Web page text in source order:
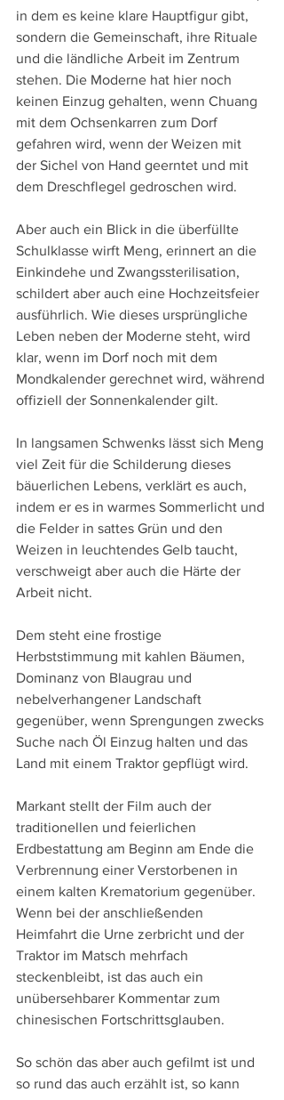
in dem es keine klare Hauptfigur gibt,
sondern die Gemeinschaft, ihre Rituale
und die ländliche Arbeit im Zentrum
stehen. Die Moderne hat hier noch
keinen Einzug gehalten, wenn Chuang
mit dem Ochsenkarren zum Dorf
gefahren wird, wenn der Weizen mit
der Sichel von Hand geerntet und mit
dem Dreschflegel gedroschen wird.
Aber auch ein Blick in die überfüllte
Schulklasse wirft Meng, erinnert an die
Einkindehe und Zwangssterilisation,
schildert aber auch eine Hochzeitsfeier
ausführlich. Wie dieses ursprüngliche
Leben neben der Moderne steht, wird
klar, wenn im Dorf noch mit dem
Mondkalender gerechnet wird, während
offiziell der Sonnenkalender gilt.
In langsamen Schwenks lässt sich Meng
viel Zeit für die Schilderung dieses
bäuerlichen Lebens, verklärt es auch,
indem er es in warmes Sommerlicht und
die Felder in sattes Grün und den
Weizen in leuchtendes Gelb taucht,
verschweigt aber auch die Härte der
Arbeit nicht.
Dem steht eine frostige
Herbststimmung mit kahlen Bäumen,
Dominanz von Blaugrau und
nebelverhangener Landschaft
gegenüber, wenn Sprengungen zwecks
Suche nach Öl Einzug halten und das
Land mit einem Traktor gepflügt wird.
Markant stellt der Film auch der
traditionellen und feierlichen
Erdbestattung am Beginn am Ende die
Verbrennung einer Verstorbenen in
einem kalten Krematorium gegenüber.
Wenn bei der anschließenden
Heimfahrt die Urne zerbricht und der
Traktor im Matsch mehrfach
steckenbleibt, ist das auch ein
unübersehbarer Kommentar zum
chinesischen Fortschrittsglauben.
So schön das aber auch gefilmt ist und
so rund das auch erzählt ist, so kann